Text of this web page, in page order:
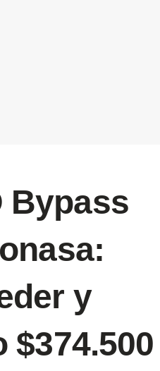
Bypass
y
$374.500